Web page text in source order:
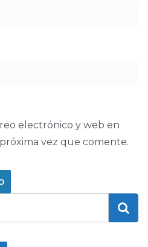
electrónico y web en
vez que comente.